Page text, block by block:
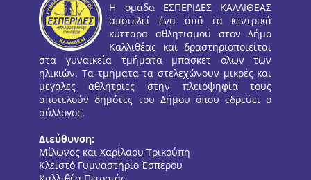
Η ομάδα ΕΣΠΕΡΙΔΕΣ ΚΑΛΛΙΘΕΑΣ
αποτελεί ένα από τα κεντρικά
κύτταρα αθλητισμού στον Δήμο
Καλλιθέας και δραστηριοποιείται
στα γυναικεία τμήματα μπάσκετ όλων των
ηλικιών. Τα τμήματα τα στελεχώνουν μικρές και
μεγάλες αθλήτριες στην πλειοψηφία τους
αποτελούν δημότες του Δήμου όπου εδρεύει ο
σύλλογος.
Διεύθυνση:
Μίλωνος και Χαρίλαου Τρικούπη
Κλειστό Γυμναστήριο Έσπερου